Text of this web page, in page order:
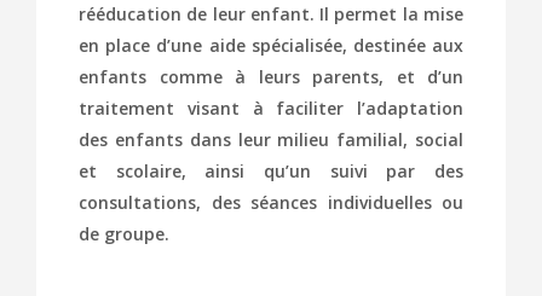
rééducation de leur enfant. Il permet la mise
en place d’une aide spécialisée, destinée aux
enfants comme à leurs parents, et d’un
traitement visant à faciliter l’adaptation
des enfants dans leur milieu familial, social
et scolaire, ainsi qu’un suivi par des
consultations, des séances individuelles ou
de groupe.